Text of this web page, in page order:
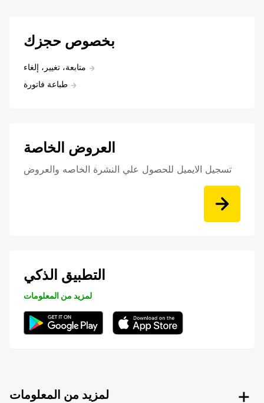
بخصوص حجزك
متابعة، تغيير، إلغاء
طباعة فاتورة
العروض الخاصة
تسجيل الايميل للحصول علي النشرة الخاصه والعروض
التطبيق الذكي
لمزيد من المعلومات
لمزيد من المعلومات